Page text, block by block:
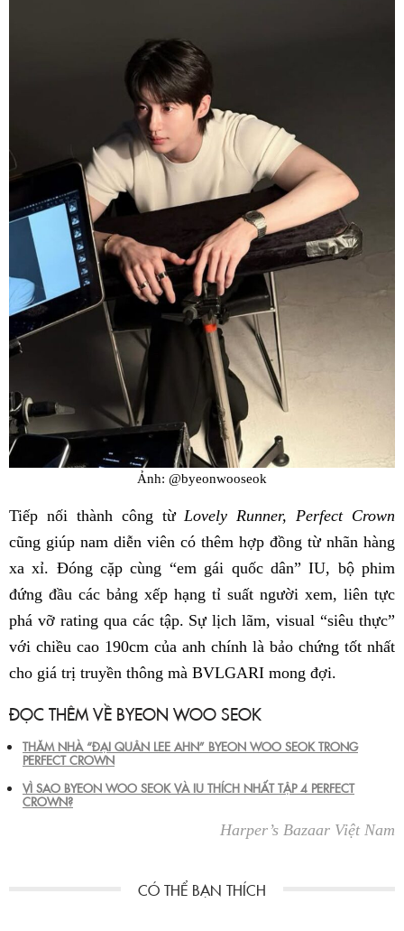
Ảnh: @byeonwooseok
Tiếp nối thành công từLovely Runner, Perfect Crown
cũng giúp nam diễn viên có thêm hợp đồng từ nhãn hàng
xa xỉ. Đóng cặp cùng “em gái quốc dân” IU, bộ phim
đứng đầu các bảng xếp hạng tỉ suất người xem, liên tực
phá vỡ rating qua các tập. Sự lịch lãm, visual “siêu thực”
với chiều cao 190cm của anh chính là bảo chứng tốt nhất
cho giá trị truyền thông mà BVLGARI mong đợi.
ĐỌC THÊM VỀ BYEON WOO SEOK
THĂM NHÀ “ĐẠI QUÂN LEE AHN” BYEON WOO SEOK TRONG
PERFECT CROWN
VÌ SAO BYEON WOO SEOK VÀ IU THÍCH NHẤT TẬP 4 PERFECT
CROWN?
Harper’s Bazaar Việt Nam